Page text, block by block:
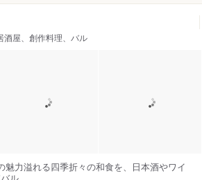
酒屋、創作料理、バル
魅力溢れる四季折々の和食を、日本酒やワイ